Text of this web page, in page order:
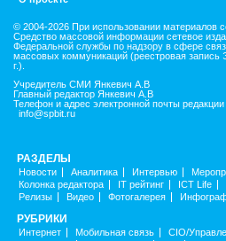
© 2004-2026 При использовании материалов
Средство массовой информации сетевое
Федеральной службы по надзору в сфере
массовых коммуникаций (реестровая
г.).
Учредитель СМИ Янкевич А.В
Главный редактор Янкевич А.В
Телефон и адрес электронной почты редакции
info@spbit.ru
РАЗДЕЛЫ
Новости Аналитика Интервью
Колонка редактора
IT рейтинг ICT Life
Релизы
Видео Фотогалерея
РУБРИКИ
Интернет Мобильная связь CIO/